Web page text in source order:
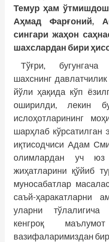
Темурҳам
Аҳмад Фарғоний,
сингари жаҳон
шахслардан бири
Тўғри,
шахснинг
йўли ҳақида кўп
оширилди, лекин
ислоҳотларининг
шарҳлаб кўрсатилган
иқтисодчиси Адам
олимлардан уч
жиҳатларини қўйиб
муносабатлар
саъй-ҳаракатларни
уларни тўлалигича
кенгроқ
вазифаларимиздан